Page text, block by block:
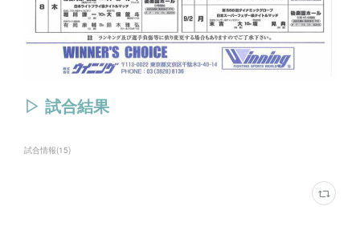
▷ 試合結果
試合情報(15)